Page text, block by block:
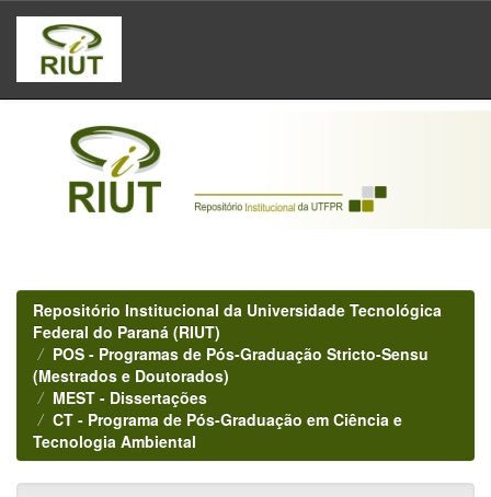
Skip
navigation
Repositório Institucional da Universidade Tecnológica
Federal do Paraná (RIUT)
POS - Programas de Pós-Graduação Stricto-Sensu
(Mestrados e Doutorados)
MEST - Dissertações
CT - Programa de Pós-Graduação em Ciência e
Tecnologia Ambiental